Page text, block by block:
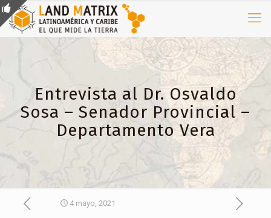
Entrevista al Dr. Osvaldo
Sosa – Senador Provincial –
Departamento Vera
4 mayo, 2021